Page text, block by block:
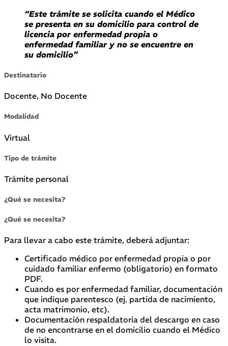
“Este trámite se solicita cuando el Médico
se presenta en su domicilio para control de
licencia por enfermedad propia o
enfermedad familiar y no se encuentre en
su domicilio”
Destinatario
Docente, No Docente
Modalidad
Virtual
Tipo de trámite
Trámite personal
¿Qué se necesita?
¿Qué se necesita?
Para llevar a cabo este trámite, deberá adjuntar:
Certificado médico por enfermedad propia o por
cuidado familiar enfermo (obligatorio) en formato
PDF.
Cuando es por enfermedad familiar, documentación
que indique parentesco (ej. partida de nacimiento,
acta matrimonio, etc).
Documentación respaldatoria del descargo en caso
de no encontrarse en el domicilio cuando el Médico
lo visita.